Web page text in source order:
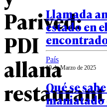
Parived:
PDI
allana
restaurant
Llamada
estado en
País
19 de Marzo de 2025
Qué se
maniatado